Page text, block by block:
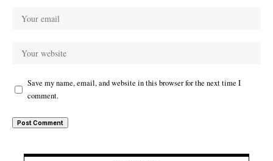
Save my name, email, and website in this browser for the next time I
comment.